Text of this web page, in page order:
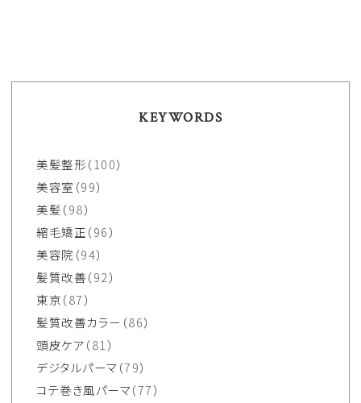
KEYWORDS
美髪整形（100）
美容室 （99）
美髪（98）
縮毛矯正（96）
美容院 （94）
髪質改善（92）
東京（87）
髪質改善カラー （86）
頭皮ケア（81）
デジタルパーマ （79）
コテ巻き風パーマ（77）